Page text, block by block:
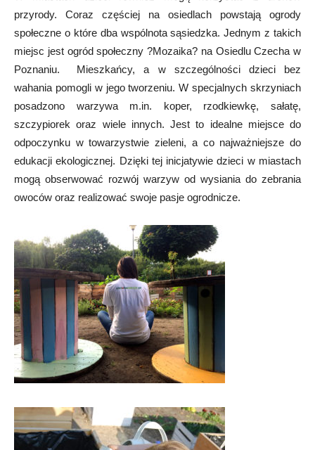
przyrody. Coraz częściej na osiedlach powstają ogrody
społeczne o które dba wspólnota sąsiedzka. Jednym z takich
miejsc jest ogród społeczny ?Mozaika? na Osiedlu Czecha w
Poznaniu. Mieszkańcy, a w szczególności dzieci bez
wahania pomogli w jego tworzeniu. W specjalnych skrzyniach
posadzono warzywa m.in. koper, rzodkiewkę, sałatę,
szczypiorek oraz wiele innych. Jest to idealne miejsce do
odpoczynku w towarzystwie zieleni, a co najważniejsze do
edukacji ekologicznej. Dzięki tej inicjatywie dzieci w miastach
mogą obserwować rozwój warzyw od wysiania do zebrania
owoców oraz realizować swoje pasje ogrodnicze.